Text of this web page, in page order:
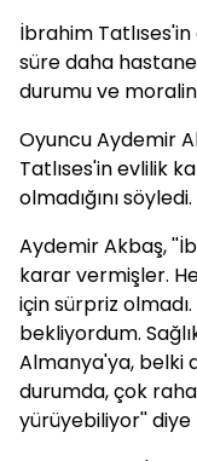
İbrahim
süre daha
durumu ve
Oyuncu Aydemir
Tatlıses'in evlilik
olmadığını söyledi.
Aydemir Akbaş,
karar vermişler.
için sürpriz
bekliyordum.
Almanya'ya, belki
durumda, çok
yürüyebiliyor'' diye